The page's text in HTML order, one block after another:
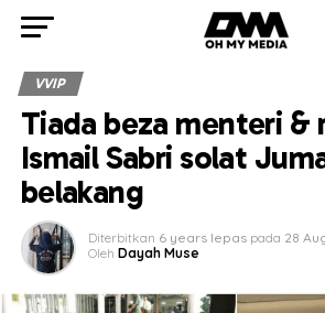
VVIP
Tiada beza menteri &
Ismail Sabri solat
belakang
Diterbitkan 6 years lepas pada 28
Oleh Dayah Muse